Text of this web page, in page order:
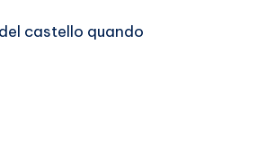
castello quando